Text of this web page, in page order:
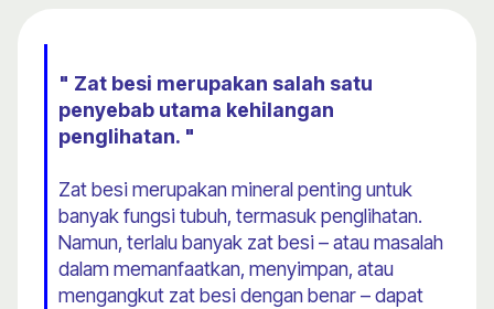
" Zat besi merupakan salah satu
penyebab utama kehilangan
penglihatan. "
Zat besi merupakan mineral penting untuk
banyak fungsi tubuh, termasuk penglihatan.
Namun, terlalu banyak zat besi – atau masalah
dalam memanfaatkan, menyimpan, atau
mengangkut zat besi dengan benar – dapat